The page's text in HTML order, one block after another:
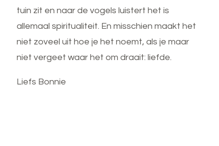
tuin zit en naar de vogels luistert het is
allemaal spiritualiteit. En misschien maakt het
niet zoveel uit hoe je het noemt, als je maar
niet vergeet waar het om draait: liefde.
Liefs Bonnie